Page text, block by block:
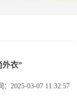
外衣”
：2025-03-07 11:32:57